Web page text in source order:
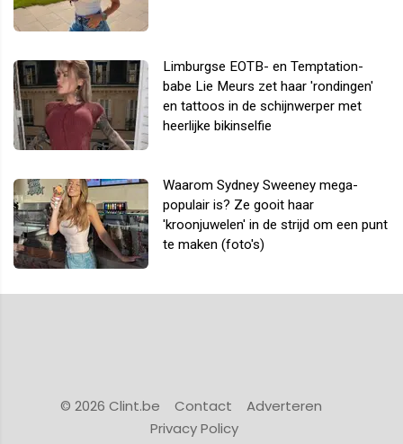
Limburgse EOTB- en Temptation-
babe Lie Meurs zet haar 'rondingen'
en tattoos in de schijnwerper met
heerlijke bikinselfie
Waarom Sydney Sweeney mega-
populair is? Ze gooit haar
'kroonjuwelen' in de strijd om een punt
te maken (foto's)
© 2026 Clint.be Contact
Adverteren
Privacy Policy